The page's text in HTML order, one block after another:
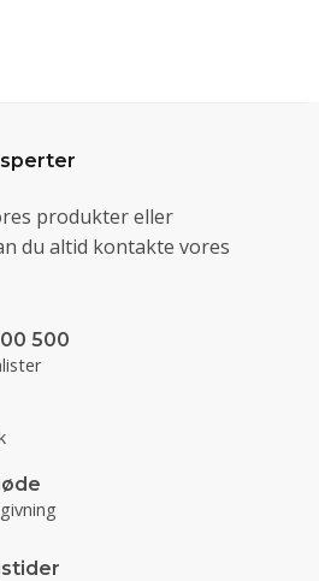
produkter eller
du altid kontakte vores
500